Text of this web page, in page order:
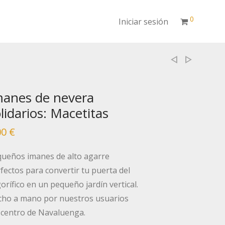
Iniciar sesión 0
de nevera
Macetitas
€
imanes de alto agarre
para convertir tu puerta del
en un pequeño jardín vertical.
a mano por nuestros usuarios
de Navaluenga.